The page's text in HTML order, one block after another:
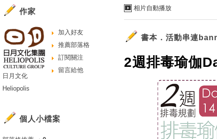
相片自動播放
書本．活動串連
2週排毒瑜伽
作家
加入好友
推薦部落格
訂閱關注
留言給他
日月文化
Heliopolis
個人小檔案